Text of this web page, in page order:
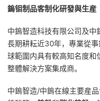
鎢钼制品客制化研發與生産
中鎢智造科技有限公司及
長期耕耘近30年，專業從
球範圍内具有較高知名度和
整體解決方案集成商。
中鎢智造/中鎢在線主要産品